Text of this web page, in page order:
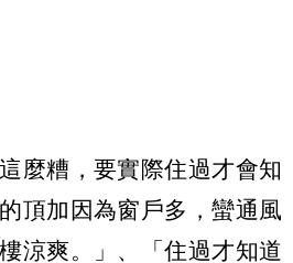
麼糟，要實際住過才會知
頂加因為窗戶多，蠻通風
涼爽。」、「住過才知道